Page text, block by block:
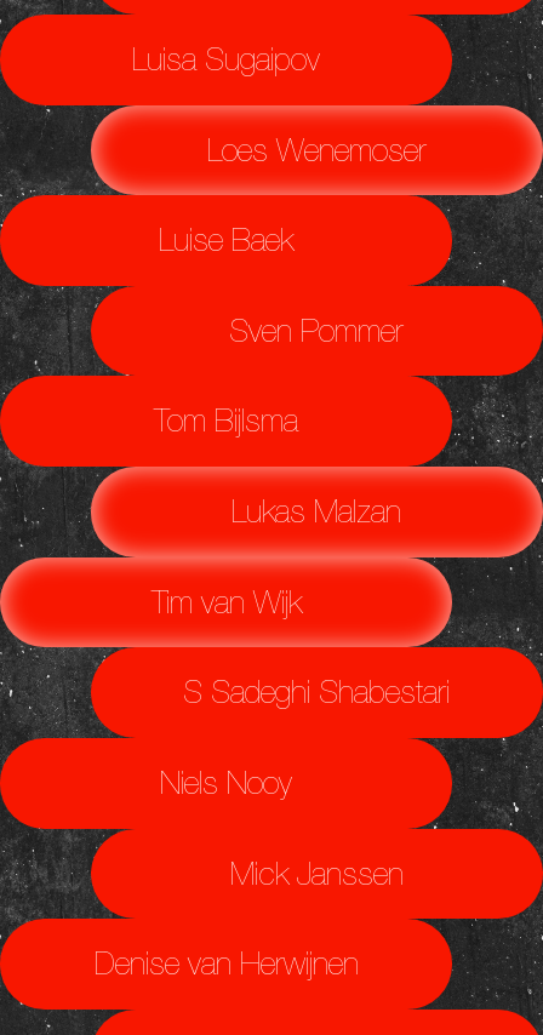
Luisa Sugaipov
Loes Wenemoser
Luise Baek
Sven Pommer
Tom Bijlsma
Lukas Malzan
Tim van Wijk
S Sadeghi Shabestari
Niels Nooy
Mick Janssen
Denise van Herwijnen